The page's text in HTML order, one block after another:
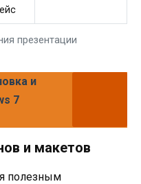
презентации
и
7
и макетов
полезным